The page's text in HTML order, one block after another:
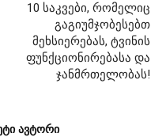
10 საკვები, რომელიც
გაგიუმჯობესებთ
მეხსიერებას, ტვინის
ფუნქციონირებასა და
ჯანმრთელობას!
ავტორი